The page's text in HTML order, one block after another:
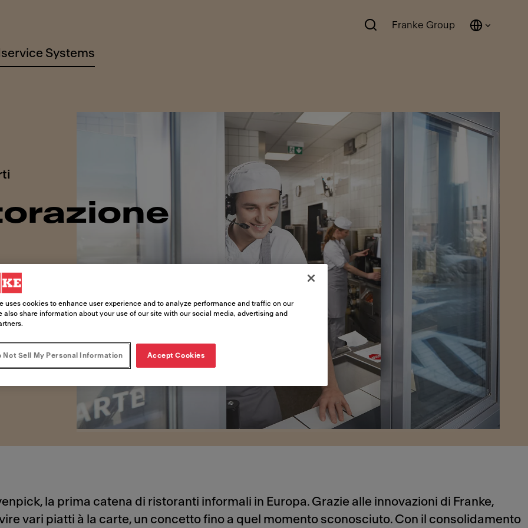
Systems
Franke Group
50 anni di
costruzione,
per la
straordinari
la prima catena di ristoranti informali in Europa. Grazie alle innovazioni di Franke,
vari piatti à la carte, un concetto fino a quel momento sconosciuto. Con il consolidamento
uses cookies to enhance user experience and to analyze performance and traffic on our
also share information about your use of our site with our social media, advertising and
Not Sell My Personal Information Accept Cookies